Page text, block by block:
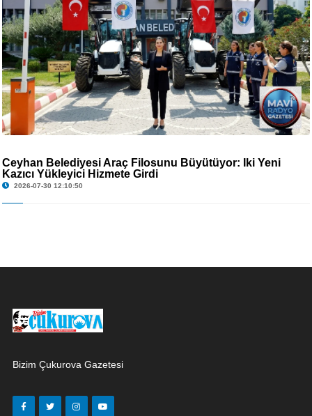
Ceyhan Belediyesi Araç Filosunu Büyütüyor: İki Yeni
Kazıcı Yükleyici Hizmete Girdi
2026-07-30 12:10:50
Bizim Çukurova Gazetesi